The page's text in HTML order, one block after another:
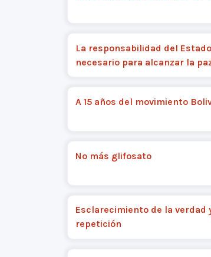
La responsabilidad del
necesario para alcanzar la
A 15 años del movimiento
No más glifosato
Esclarecimiento de la verdad
repetición